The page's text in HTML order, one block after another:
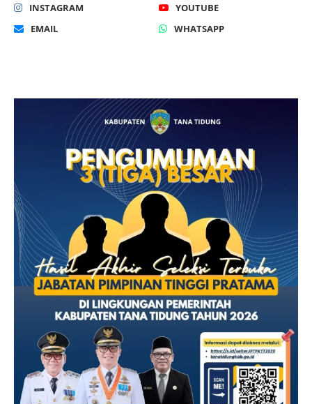
INSTAGRAM
YOUTUBE
EMAIL
WHATSAPP